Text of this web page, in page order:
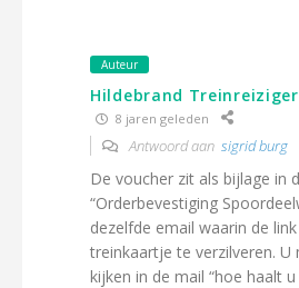
Auteur
Hildebrand
8 jaren geleden
Antwoord aan sigrid burg
De voucher zit als bijlage in
“Orderbevestiging
dezelfde email waarin de
treinkaartje te verzilveren. U
kijken in de mail “hoe haalt